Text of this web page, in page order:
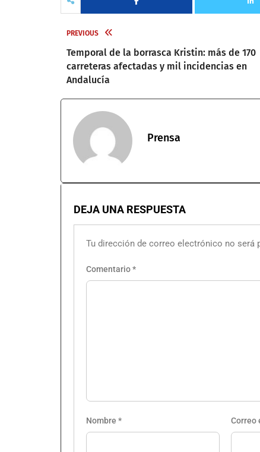
PREVIOUS
Temporal de la borrasca Kristin: más de 170
carreteras afectadas y mil incidencias en
Andalucía
Prensa
DEJA UNA RESPUESTA
Tu dirección de correo electrónico no será
Comentario*
Nombre * Correo